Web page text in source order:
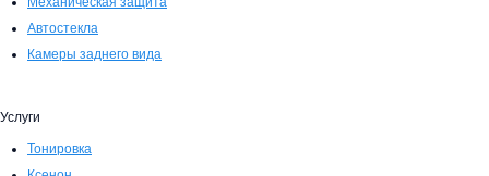
Автостекла
Камеры заднего вида
Услуги
Тонировка